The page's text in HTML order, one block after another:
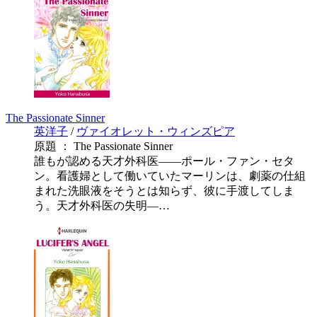
The Passionate Sinner
英洋子 / ヴァイオレット・ウィンズピア
原題 ： The Passionate Sinner
誰もが認める天才外科医――ポール・ファン・セタ
ン。看護婦として働いていたマーリンは、劇薬の仕組
まれた洗眼液をそうとは知らず、彼に手渡してしま
う。天才外科医の失明―…